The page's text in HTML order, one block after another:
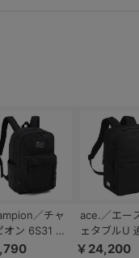
／チャ
オン 6S31 リ
クサック 36L
ace.／エー
ェタブルU
ュック エキ
￥24,200